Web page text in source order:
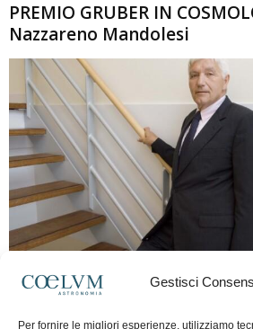
Gestisci
Per fornire le migliori esperienze, utilizziamo
PREMIO GRUBER IN
Nazzareno Mandolesi
Frida Paolella - 16 Giugno 2026
spaziale europea e della missione Planck. Il